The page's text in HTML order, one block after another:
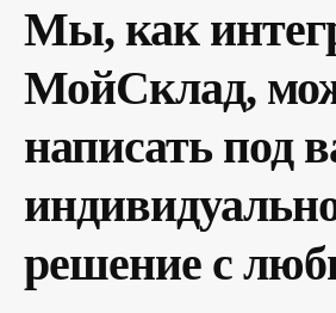
Мы, как
МойСклад,
написать под
решение с
Любите классику,
подпишитесь по почте
конфиденциальности